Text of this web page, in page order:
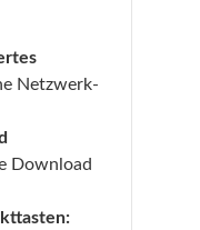
Netzwerk-
Download